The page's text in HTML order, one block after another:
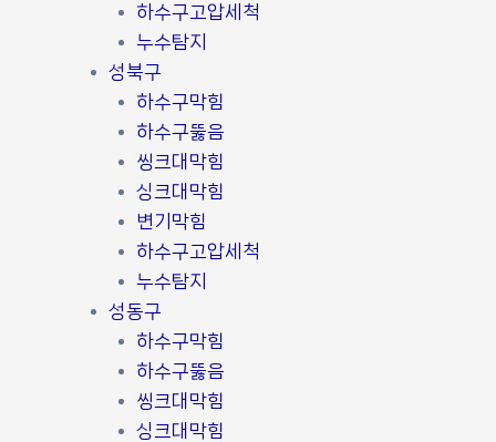
하수구고압세척
누수탐지
성북구
하수구막힘
하수구뚫음
씽크대막힘
싱크대막힘
변기막힘
하수구고압세척
누수탐지
성동구
하수구막힘
하수구뚫음
씽크대막힘
싱크대막힘